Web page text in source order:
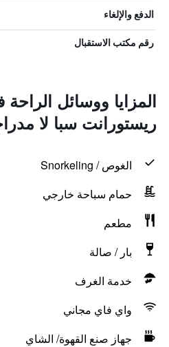
الدفع والإلغاء
رقم مكتب الاستقبال
المزايا ووسائل
ريستورانت سبا لا
الغوص / Snorkeling
حمام سباحة خارجي
مطعم
بار / صالة
خدمة الغرف
واي فاي مجاني
جهاز صنع القهوة/ الشاي